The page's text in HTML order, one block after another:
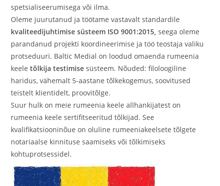
spetsialiseerumisega või ilma.
Oleme juurutanud ja töötame vastavalt standardile
kvaliteedijuhtimise süsteem ISO 9001:2015,seega oleme
parandanud projekti koordineerimise ja töö teostaja valiku
protseduuri. Baltic Medial on loodud omaenda rumeenia
keeletõlkija testimisesüsteem. Nõuded: filoloogiline
haridus, vähemalt 5-aastane tõlkekogemus, soovitused
teistelt klientidelt, proovitõlge.
Suur hulk on meie rumeenia keele allhankijatest on
rumeenia keele sertifitseeritud tõlkijad. See
kvalifikatsiooninõue on oluline rumeeniakeelsete tõlgete
notariaalse kinnituse saamiseks või tõlkimiseks
kohtuprotsessidel.